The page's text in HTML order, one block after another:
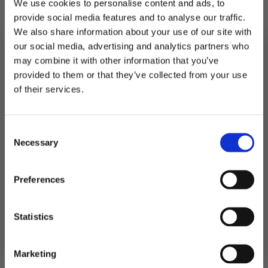
We use cookies to personalise content and ads, to
provide social media features and to analyse our traffic.
We also share information about your use of our site with
our social media, advertising and analytics partners who
may combine it with other information that you’ve
provided to them or that they’ve collected from your use
of their services.
Selection
Necessary
Preferences
Statistics
Marketing
Hver pose måler 13*28 cm.
På lager
Cellofanposer
med
lukking,
-
LEGG I HANDLEKURV
Produktnummer: 106236
MELD DEG PÅ NYHETSBREVET